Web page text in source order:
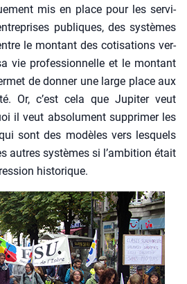
mis en place pour les ser­vi­
publiques, des sys­tèmes
le mon­tant des coti­sa­tions ver­
vie pro­fes­sion­nelle et le mon­tant
de don­ner une large place aux
Or, c’est cela que Jupi­ter veut
il veut abso­lu­ment sup­pri­mer les
sont des modèles vers les­quels
autres sys­tèmes si l’am­bi­tion était
his­to­rique.